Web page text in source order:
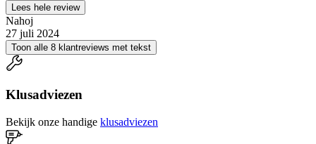
Lees hele review
Nahoj
27 juli 2024
Toon alle 8 klantreviews met tekst
Klusadviezen
Bekijk onze handige klusadviezen